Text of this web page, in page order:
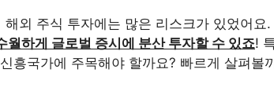
해외 주식 투자에는 많은 리스크가 있었어요
월하게 글로벌 증시에 분산 투자할 수 있죠!
흥국가에 주목해야 할까요? 빠르게 살펴볼